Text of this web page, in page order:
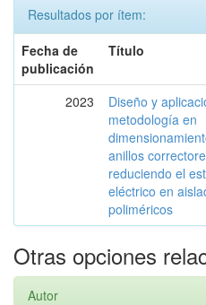
Resultados por ítem:
Fecha de
publicación
Título
2023
Diseño y
metodología en
anillos
reduciendo el
eléctrico en
poliméricos
Otras opciones
Autor